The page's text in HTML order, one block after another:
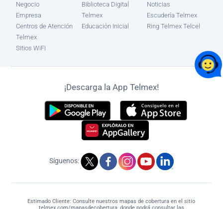
Negocio
Empresa
Centros de Atención
Telmex
Sitios WiFi
Biblioteca Digital
Telmex
Educación Inicial
Noticias
Escudería Telmex
Ring Telmex Telcel
¡Descarga la App Telmex!
Síguenos:
Estimado Cliente: Consulte nuestros mapas de cobertura en el sitio